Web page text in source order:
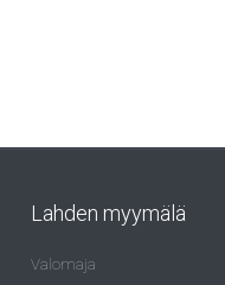
Lahden myymälä
Valomaja